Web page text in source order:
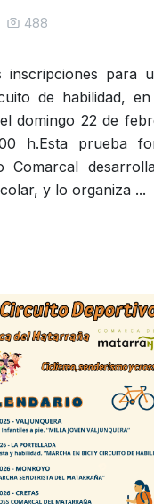
488
inscripciones para
de habilidad, en
domingo 22 de
h.Esta prueba
Comarcal
y lo organiza ...